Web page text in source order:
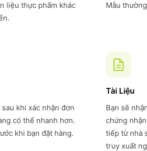
liệu thực phẩm khác
Mẫu
khi xác nhận đơn
có thể nhanh hơn.
khi bạn đặt hàng.
Tài Liệu
Bạn sẽ
chứng
tiếp từ nhà
truy xuất